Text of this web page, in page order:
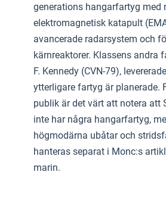
generations hangarfartyg med
elektromagnetisk katapult
avancerade radarsystem och
kärnreaktorer. Klassens andra
F. Kennedy (CVN-79),
ytterligare fartyg är planerade.
publik är det värt att notera att
inte har några hangarfartyg,
högmodärna ubåtar och
hanteras separat i Monc:s
marin.